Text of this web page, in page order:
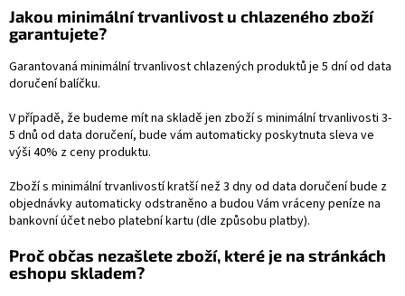
Jakou minimální trvanlivost u chlazeného zboží
garantujete?
Garantovaná minimální trvanlivost chlazených produktů je 5 dní od data
doručení balíčku.
V případě, že budeme mít na skladě jen zboží s minimální trvanlivosti 3-
5 dnů od data doručení, bude vám automaticky poskytnuta sleva ve
výši 40% z ceny produktu.
Zboží s minimální trvanlivostí kratší než 3 dny od data doručení bude z
objednávky automaticky odstraněno a budou Vám vráceny peníze na
bankovní účet nebo platební kartu (dle způsobu platby).
Proč občas nezašlete zboží, které je na stránkách
eshopu skladem?